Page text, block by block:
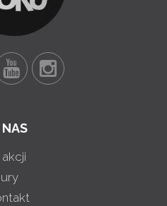
NAS
jury